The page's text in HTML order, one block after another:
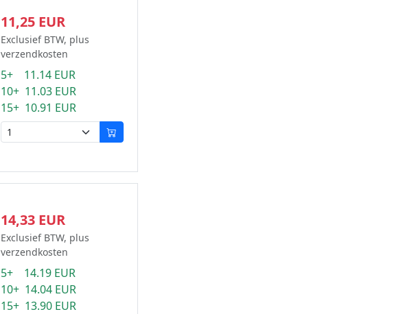
11,25 EUR
Exclusief BTW, plus
verzendkosten
5+ 11.14 EUR
10+ 11.03 EUR
15+ 10.91 EUR
14,33 EUR
Exclusief BTW, plus
verzendkosten
5+ 14.19 EUR
10+ 14.04 EUR
15+ 13.90 EUR